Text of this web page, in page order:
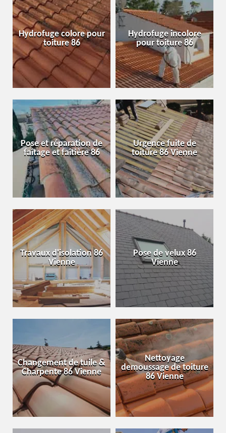
Hydrofuge colore pour
toiture 86
Hydrofuge incolore
pour toiture 86
Pose et réparation de
faîtage et faîtière 86
Urgence fuite de
toiture 86 Vienne
Travaux d'isolation 86
Vienne
Pose de velux 86
Vienne
Changement de tuile &
Charpente 86 Vienne
Nettoyage
demoussage de toiture
86 Vienne